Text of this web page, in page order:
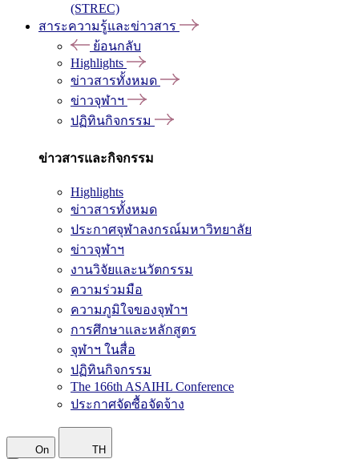
(STREC)
สาระความรู้และข่าวสาร
ย้อนกลับ
Highlights
ข่าวสารทั้งหมด
ข่าวจุฬาฯ
ปฏิทินกิจกรรม
ข่าวสารและกิจกรรม
Highlights
ข่าวสารทั้งหมด
ประกาศจุฬาลงกรณ์มหาวิทยาลัย
ข่าวจุฬาฯ
งานวิจัยและนวัตกรรม
ความร่วมมือ
ความภูมิใจของจุฬาฯ
การศึกษาและหลักสูตร
จุฬาฯ ในสื่อ
ปฏิทินกิจกรรม
The 166th ASAIHL Conference
ประกาศจัดซื้อจัดจ้าง
On TH